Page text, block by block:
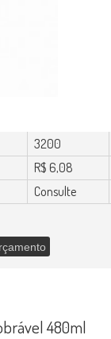
3200
R$ 6,08
Consulte
480ml